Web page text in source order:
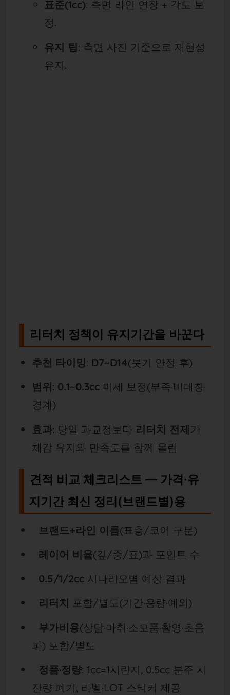
표준(1cc): 측면 라인 연장 + 각도 보
정.
유지 팁: 측면 사진 기준으로 재현성
유지.
리터치 정책이 유지기간을 바꾼다
추천 타이밍: D7~D14(붓기 안정 후)
범위 : 0.1~0.3cc미세 보정(부족·비대칭·
경계)
효과: 당일 과교정보다 리터치 전제가
체감 유지와 만족도를 함께 올림
견적 비교 체크리스트 — 가격·유
지기간 최신 정리(브랜드별)용
브랜드+라인 이름(표층/코어 구분)
레이어 비율(깊/중/표)과 포인트 수
0.5/1/2cc시나리오별 예상 결과
리터치 포함/별도(기간·용량·예외)
부가비용(상담·마취·소모품·촬영·초음
파) 포함/별도
정품·정량: 1cc=1시린지, 0.5cc 분주 시
잔량 폐기, 라벨·LOT 스티커 제공